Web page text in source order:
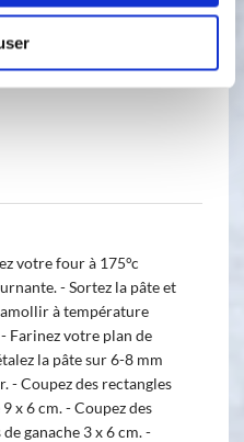
Liste de courses
votre four à 175°c
- Sortez la pâte et
à température
Farinez votre plan de
la pâte sur 6-8 mm
- Coupez des rectangles
x 6 cm. - Coupez des
ganache 3 x 6 cm. -